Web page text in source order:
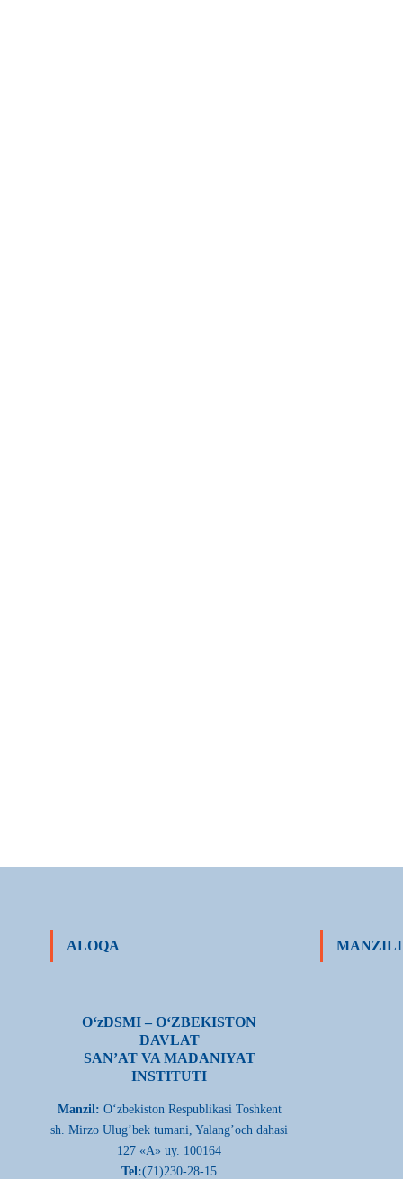
ALOQA
О‘zDSMI – О‘ZBEKISTON
DAVLAT
SAN’AT VA MADANIYAT
INSTITUTI
Manzil: О‘zbekiston Respublikasi Toshkent
sh. Mirzo Ulug’bek tumani, Yalang’och dahasi
127 «A» uy. 100164
Tel:(71)230-28-15